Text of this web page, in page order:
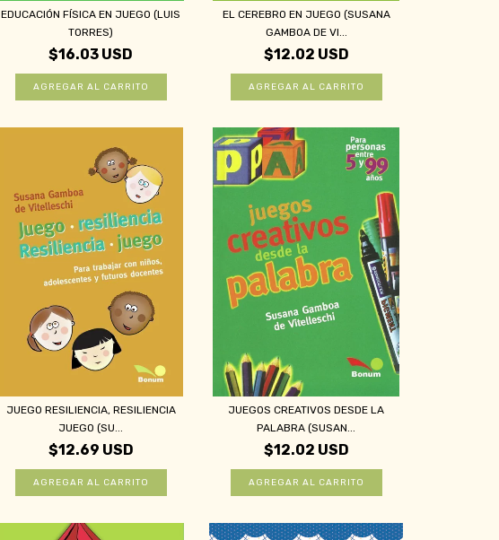
EDUCACIÓN FÍSICA EN JUEGO (LUIS
TORRES)
$16.03 USD
EL CEREBRO EN JUEGO (SUSANA
GAMBOA DE VI...
$12.02 USD
JUEGO RESILIENCIA, RESILIENCIA
JUEGO (SU...
$12.69 USD
JUEGOS CREATIVOS DESDE LA
PALABRA (SUSAN...
$12.02 USD